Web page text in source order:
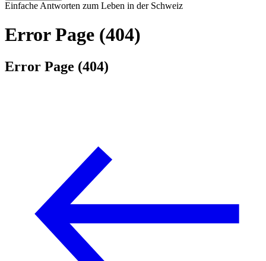
Einfache Antworten zum Leben in der Schweiz
Error Page (404)
Error Page (404)